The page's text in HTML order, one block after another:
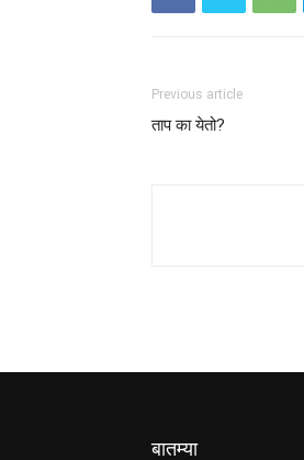
Previous article
ताप का येतो?
बातम्या